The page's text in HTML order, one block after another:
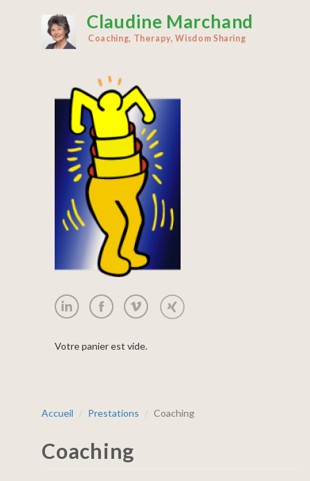
Claudine Marchand
Coaching, Therapy, Wisdom Sharing
Votre panier est vide.
Accueil Prestations Coaching
Coaching